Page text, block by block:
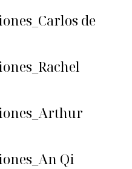
de
Qi